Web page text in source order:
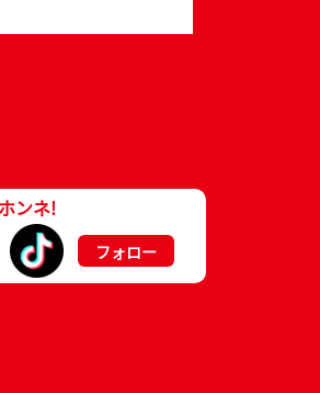
ンネ!
フォロー